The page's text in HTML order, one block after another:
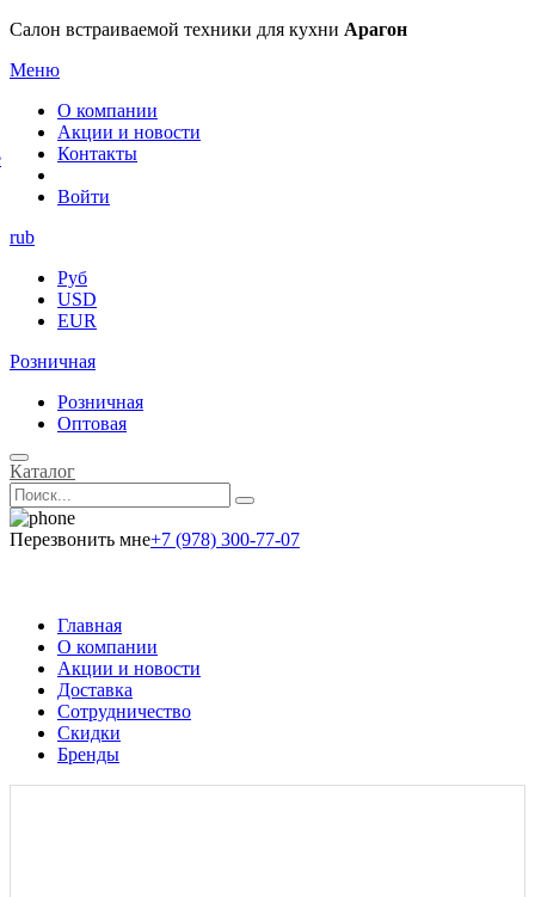
Салон встраиваемой техники для кухни Арагон
Меню
О компании
Акции и новости
Контакты
Войти
rub
Руб
USD
EUR
Розничная
Розничная
Оптовая
Каталог
Перезвонить мне+7 (978) 300-77-07
Главная
О компании
Акции и новости
Доставка
Сотрудничество
Скидки
Бренды